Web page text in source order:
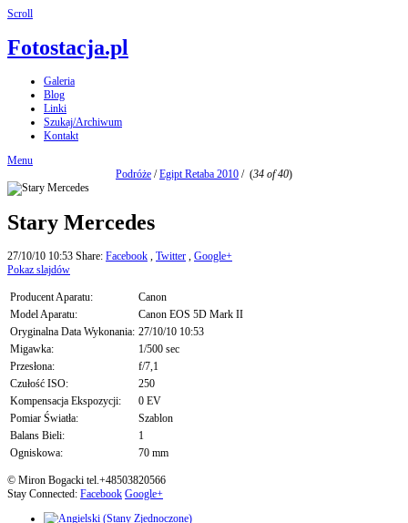
Scroll
Fotostacja.pl
Galeria
Blog
Linki
Szukaj/Archiwum
Kontakt
Menu
Podróże /Egipt Retaba 2010 / (34 of 40)
Stary Mercedes
27/10/10 10:53 Share: Facebook , Twitter , Google+
Pokaz slajdów
Producent Aparatu:
Canon
Model Aparatu:
Canon EOS 5D Mark II
Oryginalna Data Wykonania: 27/10/10 10:53
Migawka:
1/500 sec
Przesłona:
f/7,1
Czułość ISO:
250
Kompensacja Ekspozycji:
0 EV
Pomiar Światła:
Szablon
Balans Bieli:
1
Ogniskowa:
70 mm
© Miron Bogacki tel.+48503820566
Stay Connected: Facebook Google+